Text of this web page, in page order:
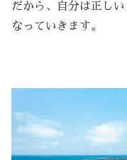
だから、自分は正し
なっていきます。